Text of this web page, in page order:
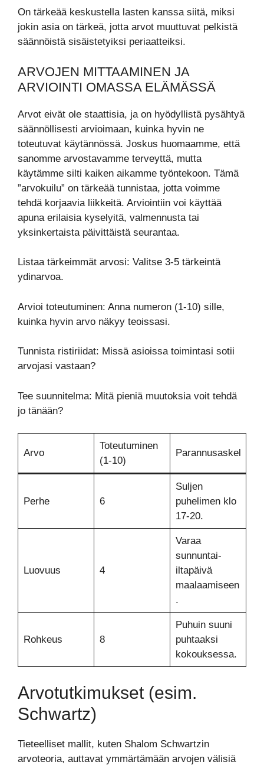
On tärkeää keskustella lasten kanssa siitä, miksi
jokin asia on tärkeä, jotta arvot muuttuvat pelkistä
säännöistä sisäistetyiksi periaatteiksi.
ARVOJEN MITTAAMINEN JA
ARVIOINTI OMASSA ELÄMÄSSÄ
Arvot eivät ole staattisia, ja on hyödyllistä pysähtyä
säännöllisesti arvioimaan, kuinka hyvin ne
toteutuvat käytännössä. Joskus huomaamme, että
sanomme arvostavamme terveyttä, mutta
käytämme silti kaiken aikamme työntekoon. Tämä
”arvokuilu” on tärkeää tunnistaa, jotta voimme
tehdä korjaavia liikkeitä. Arviointiin voi käyttää
apuna erilaisia kyselyitä, valmennusta tai
yksinkertaista päivittäistä seurantaa.
Listaa tärkeimmät arvosi: Valitse 3-5 tärkeintä
ydinarvoa.
Arvioi toteutuminen: Anna numeron (1-10) sille,
kuinka hyvin arvo näkyy teoissasi.
Tunnista ristiriidat: Missä asioissa toimintasi sotii
arvojasi vastaan?
Tee suunnitelma: Mitä pieniä muutoksia voit tehdä
jo tänään?
Arvo
Toteutuminen
(1-10)
Parannusaskel
Perhe 6
Suljen
puhelimen klo
17-20.
Luovuus 4
Varaa
sunnuntai-
iltapäivä
maalaamiseen
.
Rohkeus 8
Puhuin suuni
puhtaaksi
kokouksessa.
Arvotutkimukset (esim.
Schwartz)
Tieteelliset mallit, kuten Shalom Schwartzin
arvoteoria, auttavat ymmärtämään arvojen välisiä